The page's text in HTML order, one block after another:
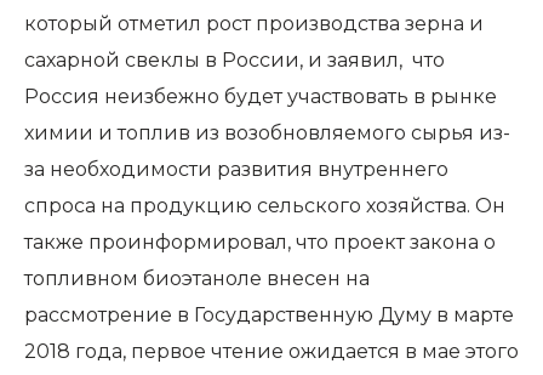
который отметил рост производства зерна и
сахарной свеклы в России, и заявил, что
Россия неизбежно будет участвовать в рынке
химии и топлив из возобновляемого сырья из-
за необходимости развития внутреннего
спроса на продукцию сельского хозяйства. Он
также проинформировал, что проект закона о
топливном биоэтаноле внесен на
рассмотрение в Государственную Думу в марте
2018 года, первое чтение ожидается в мае этого